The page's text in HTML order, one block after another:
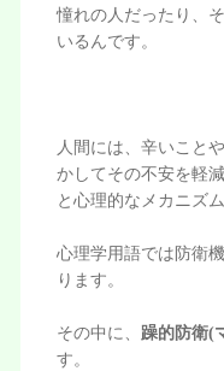
憧れの人だったり、
いるんです。
人間には、辛いこと
かしてその不安を軽
と心理的なメカニズ
心理学用語では防衛
ります。
その中に、 躁的防衛(
す。